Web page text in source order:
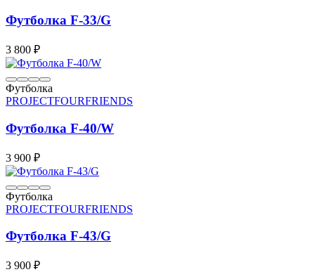
Футболка F-33/G
3 800 ₽
Футболка
PROJECTFOURFRIENDS
Футболка F-40/W
3 900 ₽
Футболка
PROJECTFOURFRIENDS
Футболка F-43/G
3 900 ₽